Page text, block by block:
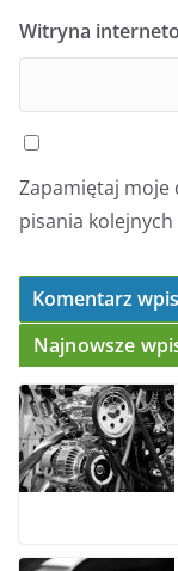
Witryna
Zapamiętaj moje
pisania
Najnowsze